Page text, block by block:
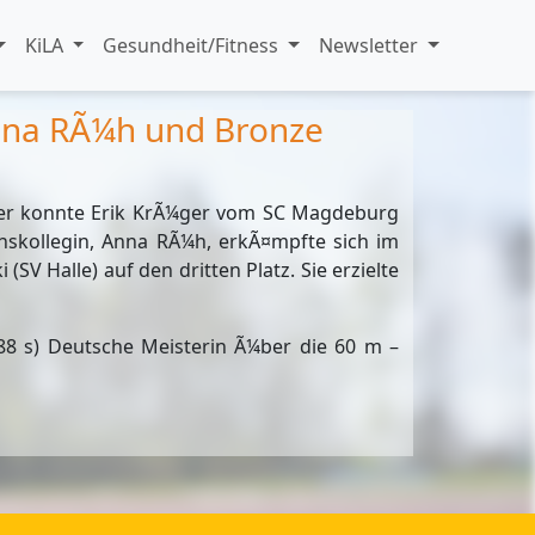
KiLA Gesundheit/Fitness Newsletter
RÃ¼h und Bronze
konnte Erik KrÃ¼ger vom SC Magdeburg
Anna RÃ¼h, erkÃ¤mpfte sich im
Halle) auf den dritten Platz. Sie erzielte
s) Deutsche Meisterin Ã¼ber die 60 m –